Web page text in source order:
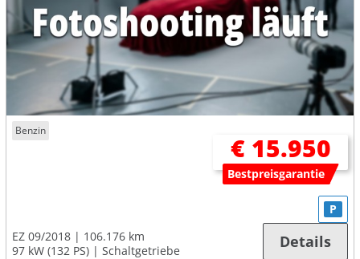
Benzin
€ 15.950
Bestpreisgarantie
EZ 09/2018
106.176 km
97 kW (132 PS)
Schaltgetriebe
P
Details